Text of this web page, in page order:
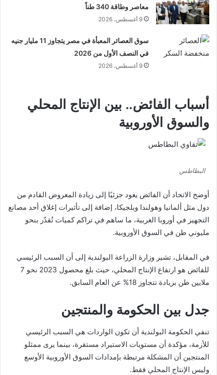
معاصر وطاقة 340 طناً
9 أغسطس، 2026
سوق العصائر المعبأة في مصر يتجاوز 11 مليار جنيه
في النصف الأول من 2026
9 أغسطس، 2026
أسباب الفائض.. بين الإنتاج المحلي
والسوق الأوروبية
البطاطس
أوضح الاتحاد أن الفائض يعود جزئيًا إلى زيادة المعروض القادم من
دول مثل ألمانيا وهولندا وبلجيكا، إضافة إلى تأثيرات إغلاق أحد مصانع
التجهيز في أوروبا الغربية، ما ساهم في تراكم كميات تُقدّر بنحو
مليوني طن في السوق الأوروبية.
في المقابل، تشير وزارة الزراعة البولندية إلى أن السبب الرئيسي
للفائض هو ارتفاع الإنتاج المحلي، حيث بلغ محصول 2023 نحو 7
ملايين طن بزيادة تتجاوز 18% عن العام السابق.
جدل بين الحكومة والمنتجين
تنفي الحكومة البولندية أن تكون الواردات هي السبب الرئيسي
للأزمة، مؤكدة أن مستويات الاستيراد مستقرة، بينما يرى ممثلو
المنتجين أن المشكلة مرتبطة بإمدادات السوق الأوروبية الأوسع
وليس الإنتاج المحلي فقط.